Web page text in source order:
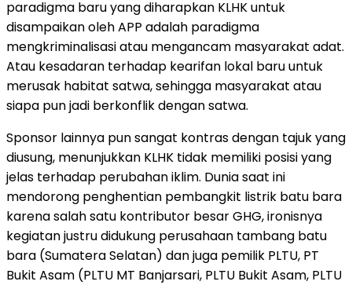
paradigma baru yang diharapkan KLHK untuk
disampaikan oleh APP adalah paradigma
mengkriminalisasi atau mengancam masyarakat adat.
Atau kesadaran terhadap kearifan lokal baru untuk
merusak habitat satwa, sehingga masyarakat atau
siapa pun jadi berkonflik dengan satwa.
Sponsor lainnya pun sangat kontras dengan tajuk yang
diusung, menunjukkan KLHK tidak memiliki posisi yang
jelas terhadap perubahan iklim. Dunia saat ini
mendorong penghentian pembangkit listrik batu bara
karena salah satu kontributor besar GHG, ironisnya
kegiatan justru didukung perusahaan tambang batu
bara (Sumatera Selatan) dan juga pemilik PLTU, PT
Bukit Asam (PLTU MT Banjarsari, PLTU Bukit Asam, PLTU